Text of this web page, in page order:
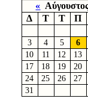
«
Δ
Τ Τ Π
3
4 5 6
10
11 12 13
17
18 19 20
24
25 26 27
31